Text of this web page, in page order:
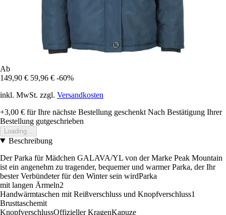
Ab
149,90 € 59,96 € -60%
inkl. MwSt. zzgl. Versandkosten
+3,00 € für Ihre nächste Bestellung geschenkt Nach Bestätigung Ihrer
Bestellung gutgeschrieben
Loading...
Beschreibung
Der Parka für Mädchen GALAVA/YL von der Marke Peak Mountain
ist ein angenehm zu tragender, bequemer und warmer Parka, der Ihr
bester Verbündeter für den Winter sein wirdParka
mit langen Ärmeln2
Handwärmtaschen mit Reißverschluss und Knopfverschluss1
Brusttaschemit
KnopfverschlussOffizieller KragenKapuze